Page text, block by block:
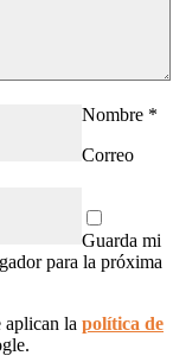
Nombre *
Correo
Guarda mi
para la próxima
la política de